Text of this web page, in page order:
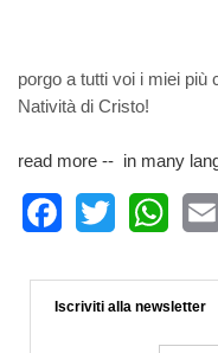
porgo a tutti voi i miei più
Natività di Cristo!
read more -- in many
Iscriviti alla newsletter